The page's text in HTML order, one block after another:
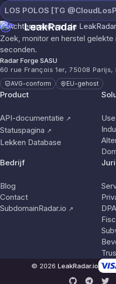
LOS POLOS [TG
LeakRadar
Zoek, monitor en herstel gelekte
seconden.
Radar Forge SASU
60 rue François 1er, 75008 Parijs,
AVG-conform EU-gehost
Product
API-documentatie ↗
Statuspagina ↗
Lekken Database
Bedrijf
Blog
Contact
SubdomainRadar.io ↗
DPA
© 2026 LeakRadar.io